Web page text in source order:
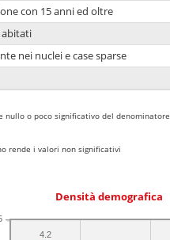
con 15 anni ed oltre
abitati
nei nuclei e case sparse
nullo o poco significativo del denominatore
rende i valori non significativi
Densità demografica
4.2